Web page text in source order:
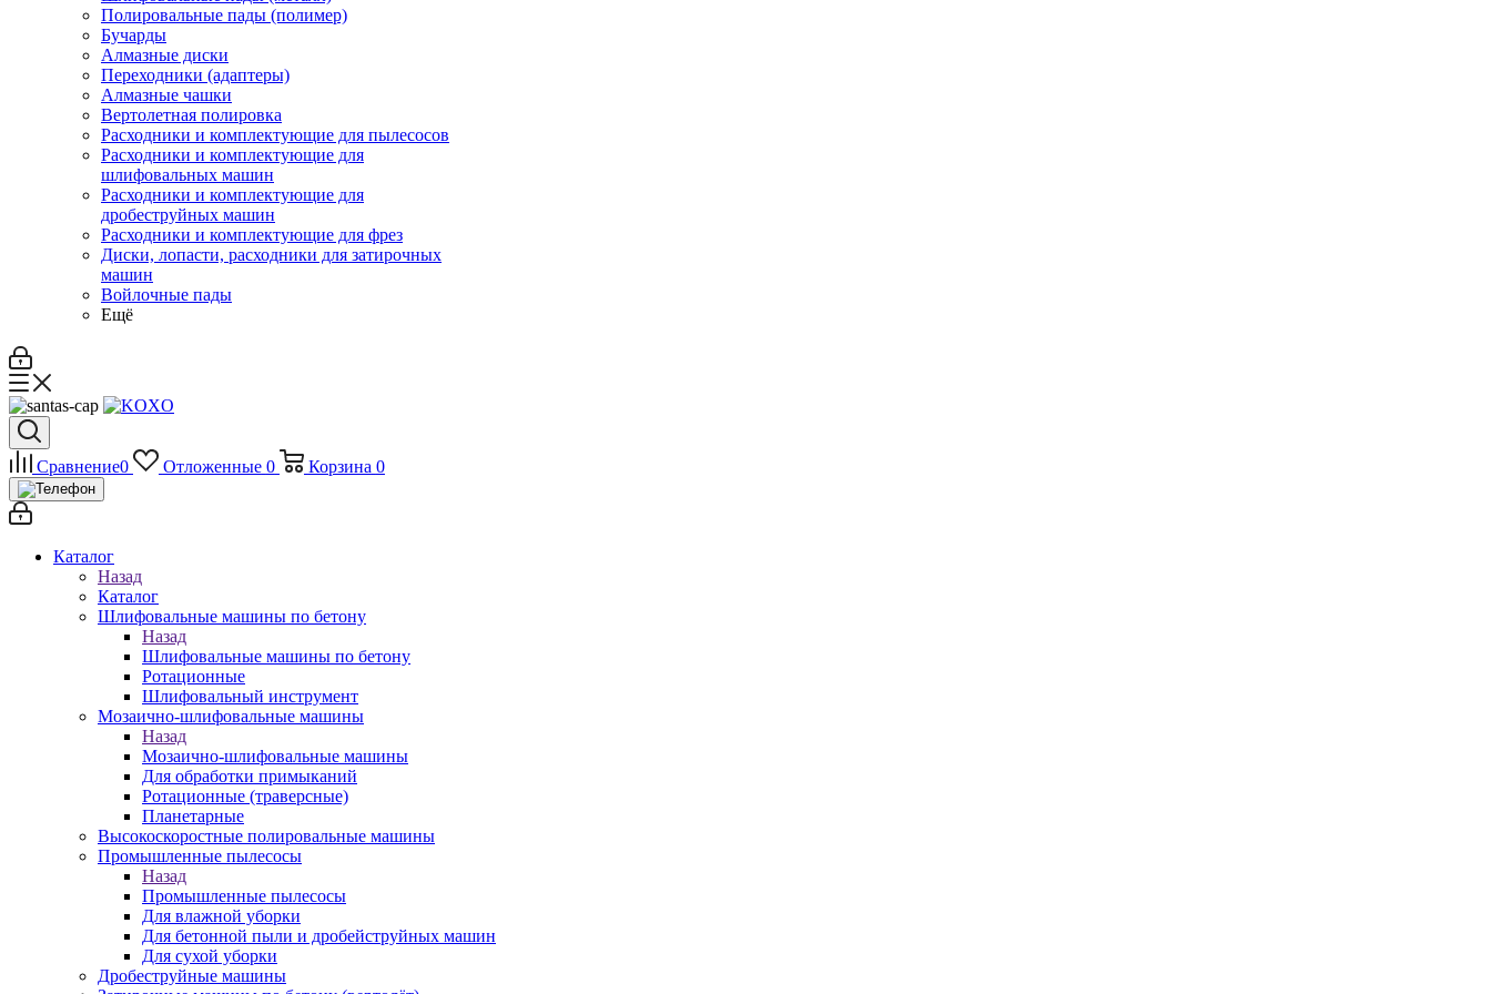
Полировальные пады (полимер)
Бучарды
Алмазные диски
Переходники (адаптеры)
Алмазные чашки
Вертолетная полировка
Расходники и комплектующие для пылесосов
Расходники и комплектующие для
шлифовальных машин
Расходники и комплектующие для
дробеструйных машин
Расходники и комплектующие для фрез
Диски, лопасти, расходники для затирочных
машин
Войлочные пады
Ещё
Сравнение0 Отложенные 0 Корзина 0
Каталог
Назад
Каталог
Шлифовальные машины по бетону
Назад
Шлифовальные машины по бетону
Ротационные
Шлифовальный инструмент
Мозаично-шлифовальные машины
Назад
Мозаично-шлифовальные машины
Для обработки примыканий
Ротационные (траверсные)
Планетарные
Высокоскоростные полировальные машины
Промышленные пылесосы
Назад
Промышленные пылесосы
Для влажной уборки
Для бетонной пыли и дробейструйных машин
Для сухой уборки
Дробеструйные машины